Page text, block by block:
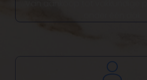
Betrouwbare